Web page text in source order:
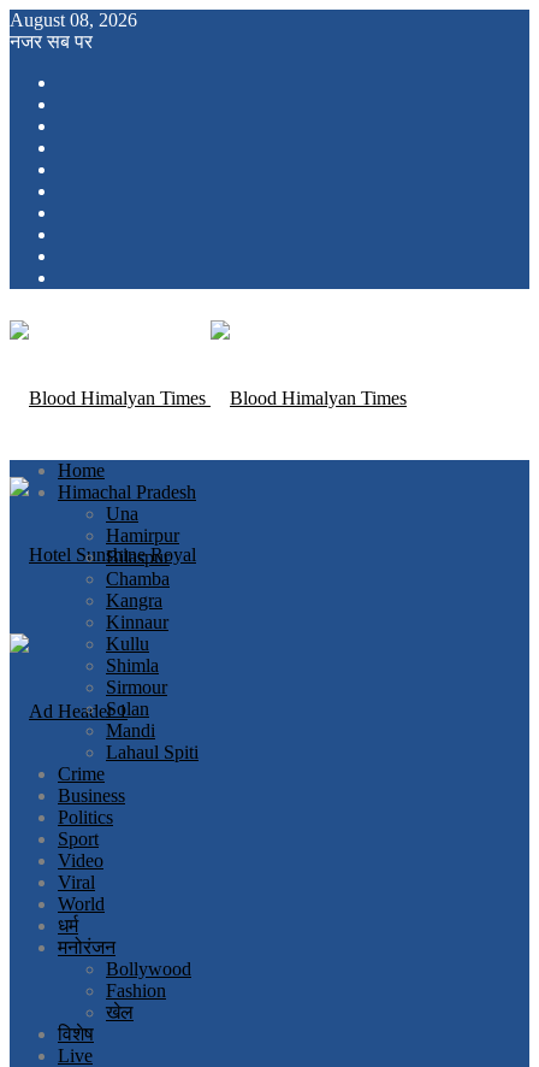
August 08, 2026
नजर सब पर
Home
Himachal Pradesh
Una
Hamirpur
Bilaspur
Chamba
Kangra
Kinnaur
Kullu
Shimla
Sirmour
Solan
Mandi
Lahaul Spiti
Crime
Business
Politics
Sport
Video
Viral
World
धर्म
मनोरंजन
Bollywood
Fashion
खेल
विशेष
Live